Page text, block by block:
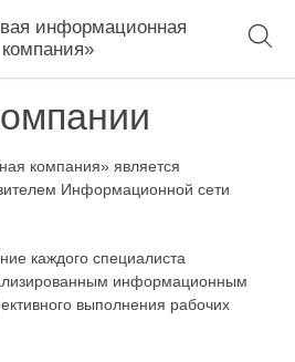
информационная
компания»
компания» является
Информационной сети
каждого специалиста
информационным
выполнения рабочих